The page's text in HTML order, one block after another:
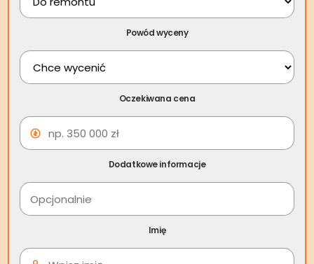
Skup nieruchomości
Działoszyce – Jak sprzedać
szybko mieszkanie za
gotówkę w Działoszycach?
Powód wyceny
Oczekiwana cena
Dodatkowe informacje
Imię